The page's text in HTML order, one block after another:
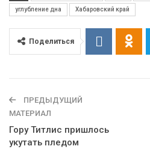
углубление дна Хабаровский край
Поделиться
ПРЕДЫДУЩИЙ
МАТЕРИАЛ
Гору Титлис пришлось
укутать пледом